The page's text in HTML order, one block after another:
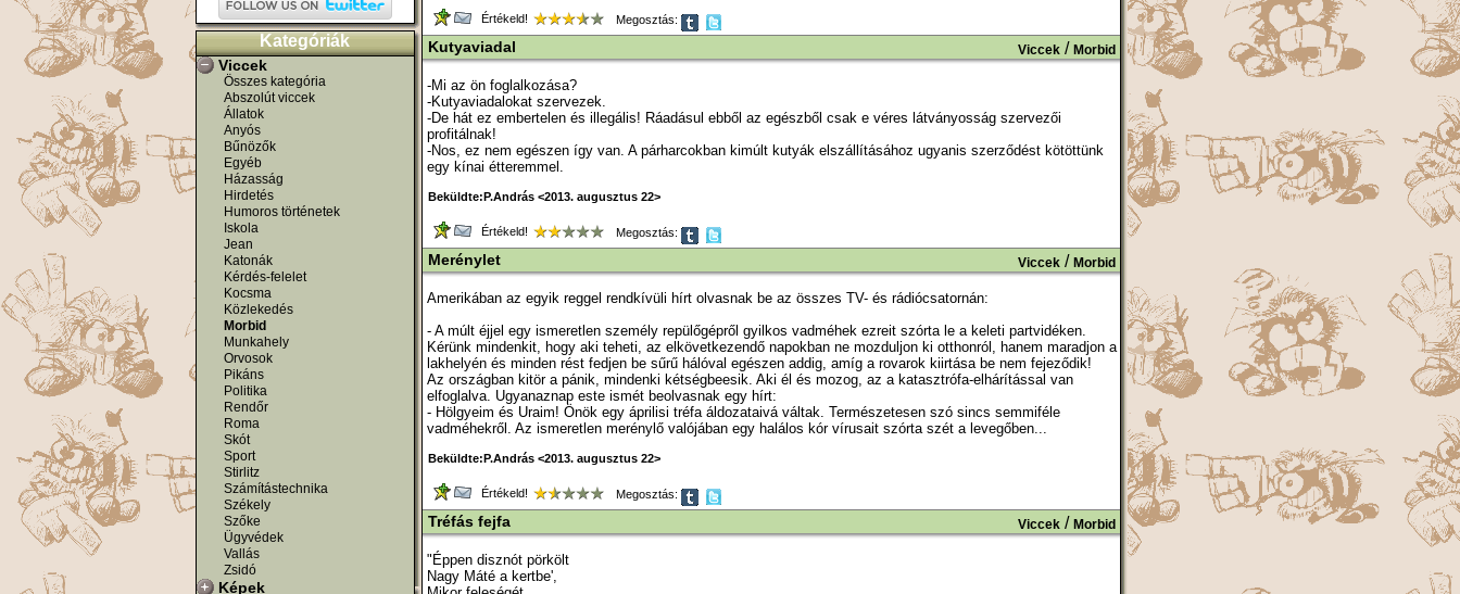
Kategóriák
Viccek
Összes kategória
Abszolút viccek
Állatok
Anyós
Bűnözők
Egyéb
Házasság
Hirdetés
Humoros történetek
Iskola
Jean
Katonák
Kérdés-felelet
Kocsma
Közlekedés
Morbid
Munkahely
Orvosok
Pikáns
Politika
Rendőr
Roma
Skót
Sport
Stirlitz
Számítástechnika
Székely
Szőke
Ügyvédek
Vallás
Zsidó
Képek
Értékeld! Megosztás:
Kutyaviadal Viccek/ Morbid
-Mi az ön foglalkozása?
-Kutyaviadalokat szervezek.
-De hát ez embertelen és illegális! Ráadásul ebből az egészből csak e véres látványosság szervezői
profitálnak!
-Nos, ez nem egészen így van. A párharcokban kimúlt kutyák elszállításához ugyanis szerződést kötöttünk
egy kínai étteremmel.
Beküldte:P.András <2013. augusztus 22>
Értékeld! Megosztás:
Merénylet Viccek/ Morbid
Amerikában az egyik reggel rendkívüli hírt olvasnak be az összes TV- és rádiócsatornán:
- A múlt éjjel egy ismeretlen személy repülőgépről gyilkos vadméhek ezreit szórta le a keleti partvidéken.
Kérünk mindenkit, hogy aki teheti, az elkövetkezendő napokban ne mozduljon ki otthonról, hanem maradjon a
lakhelyén és minden rést fedjen be sűrű hálóval egészen addig, amíg a rovarok kiirtása be nem fejeződik!
Az országban kitör a pánik, mindenki kétségbeesik. Aki él és mozog, az a katasztrófa-elhárítással van
elfoglalva. Ugyanaznap este ismét beolvasnak egy hírt:
- Hölgyeim és Uraim! Önök egy áprilisi tréfa áldozataivá váltak. Természetesen szó sincs semmiféle
vadméhekről. Az ismeretlen merénylő valójában egy halálos kór vírusait szórta szét a levegőben...
Beküldte:P.András <2013. augusztus 22>
Értékeld! Megosztás:
Tréfás fejfa Viccek/ Morbid
"Éppen disznót pörkölt
Nagy Máté a kertbe',